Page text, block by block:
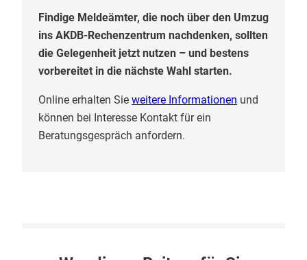
Findige Meldeämter, die noch über den Umzug
ins AKDB-Rechenzentrum nachdenken, sollten
die Gelegenheit jetzt nutzen – und bestens
vorbereitet in die nächste Wahl starten.
Online erhalten Sie weitere Informationen und
können bei Interesse Kontakt für ein
Beratungsgespräch anfordern.